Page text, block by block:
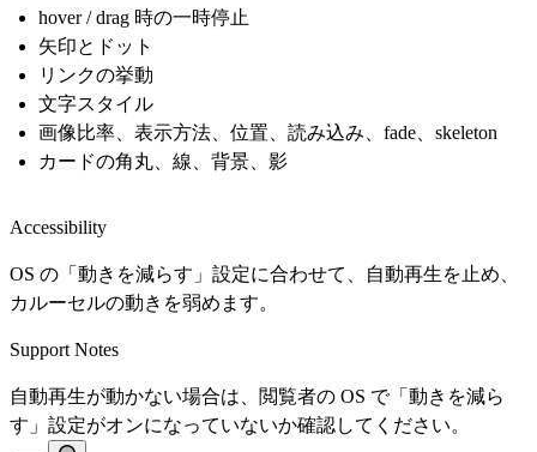
hover / drag 時の一時停止
矢印とドット
リンクの挙動
文字スタイル
画像比率、表示方法、位置、読み込み、fade、skeleton
カードの角丸、線、背景、影
Accessibility
OS の「動きを減らす」設定に合わせて、自動再生を止め、
カルーセルの動きを弱めます。
Support Notes
自動再生が動かない場合は、閲覧者の OS で「動きを減ら
す」設定がオンになっていないか確認してください。